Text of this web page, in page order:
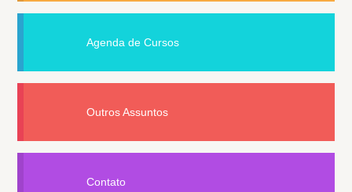
Agenda de Cursos
Outros Assuntos
Contato